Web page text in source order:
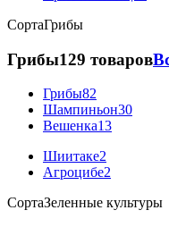
СортаГрибы
Грибы129 товаров
Грибы82
Шампиньон30
Вешенка13
Шиитаке2
Агроцибе2
СортаЗеленные культуры